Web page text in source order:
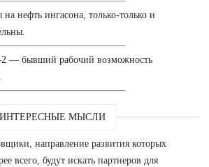
нефть ингасона, только-только и
— бывший рабочий возможность
ИНТЕРЕСНЫЕ МЫСЛИ
направление развития которых
всего, будут искать партнеров для